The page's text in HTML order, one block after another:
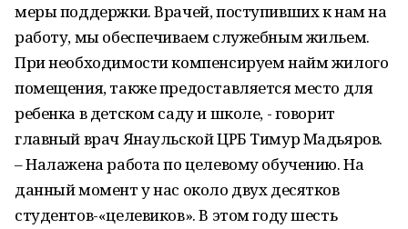
меры поддержки. Врачей, поступивших к нам на
работу, мы обеспечиваем служебным жильем.
При необходимости компенсируем найм жилого
помещения, также предоставляется место для
ребенка в детском саду и школе, - говорит
главный врач Янаульской ЦРБ Тимур Мадьяров.
– Налажена работа по целевому обучению. На
данный момент у нас около двух десятков
студентов-«целевиков». В этом году шесть